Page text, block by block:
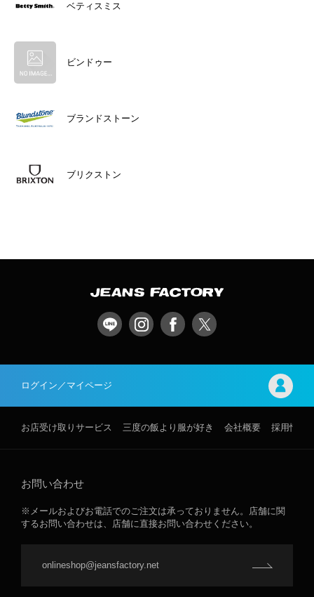
ベティスミス
ビンドゥー
ブランドストーン
ブリクストン
ログイン／マイページ
お店受け取りサービス 三度の飯より服が好き 会社概要 採用情報
お問い合わせ
※メールおよびお電話でのご注文は承っておりません。店舗に関
するお問い合わせは、店舗に直接お問い合わせください。
onlineshop@jeansfactory.net